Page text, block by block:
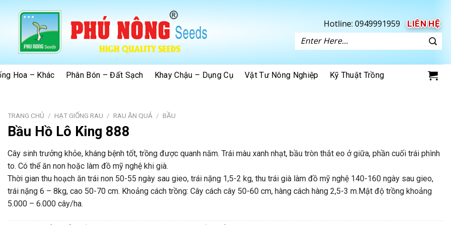
Hotline: 0949991959 LIÊN HỆ
Tìm
Hoa – Khác Phân Bón – Đất Sạch Khay Chậu – Dụng Cụ Vật Tư Nông Nghiệp Kỹ Thuật Trồng
TRANG CHỦ / HẠT GIỐNG RAU / RAU ĂN QUẢ / BẦU
Bầu Hồ Lô King 888
Cây sinh trưởng khỏe, kháng bệnh tốt, trồng được quanh năm. Trái màu xanh nhạt, bầu tròn thắt eo ở giữa, phần cuối trái phình
to. Có thể ăn non hoặc làm đồ mỹ nghệ khi già.
Thời gian thu hoạch ăn trái non 50-55 ngày sau gieo, trái nặng 1,5-2 kg, thu trái già làm đồ mỹ nghệ 140-160 ngày sau gieo,
trái nặng 6 – 8kg, cao 50-70 cm. Khoảng cách trồng: Cây cách cây 50-60 cm, hàng cách hàng 2,5-3 m.Mật độ trồng khoảng
5.000 – 6.000 cây/ha.